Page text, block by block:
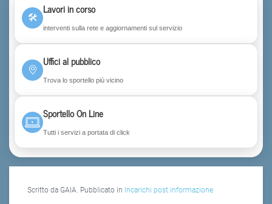
🛠
Lavori in corso
interventi sulla rete e aggiornamenti sul servizio
Uffici al pubblico
Trova lo sportello più vicino
Sportello On Line
Tutti i servizi a portata di click
Scritto da GAIA. Pubblicato in Incarichi post informazione